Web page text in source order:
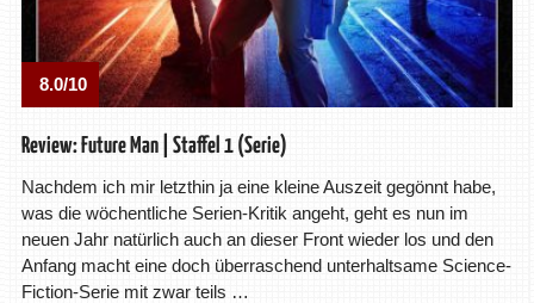
8.0/10
Review: Future Man | Staffel 1 (Serie)
Nachdem ich mir letzthin ja eine kleine Auszeit gegönnt habe,
was die wöchentliche Serien-Kritik angeht, geht es nun im
neuen Jahr natürlich auch an dieser Front wieder los und den
Anfang macht eine doch überraschend unterhaltsame Science-
Fiction-Serie mit zwar teils …